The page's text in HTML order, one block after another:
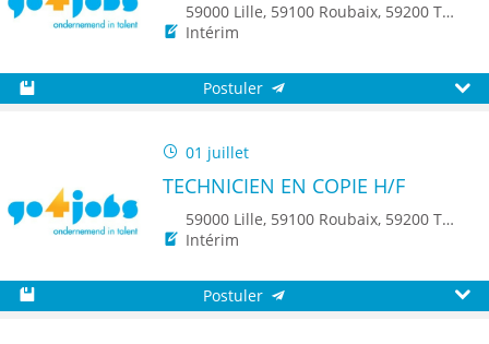
59000 Lille, 59100 Roubaix, 59200 Tourcoing, 59140 Dunkerque, 59650 Villeneuve d'Ascq, 59500 Douai, 59150 Wattrelos, 59370 Mons-en-Baroeul, 59250 Halluin, 59290 Wasquehal, 59270 Bailleul, 59223 Roncq, 59390 Toufflers, 8500 Kortrijk
Intérim
Postuler
01 juillet
TECHNICIEN EN COPIE H/F
59000 Lille, 59100 Roubaix, 59200 Tourcoing, 59140 Dunkerque, 59650 Villeneuve d'Ascq, 59500 Douai, 59150 Wattrelos, 59370 Mons-en-Baroeul, 59250 Halluin, 59290 Wasquehal, 59270 Bailleul, 59223 Roncq, 59390 Toufflers, 8500 Kortrijk
Intérim
Postuler